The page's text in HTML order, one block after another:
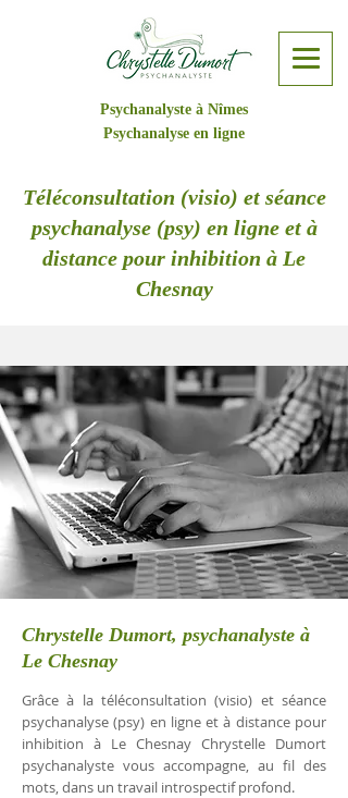
Psychanalyste à Nîmes
Psychanalyse en ligne
Téléconsultation (visio) et séance
psychanalyse (psy) en ligne et à
distance pour inhibition à Le
Chesnay
Chrystelle Dumort, psychanalyste à
Le Chesnay
Grâce à la téléconsultation (visio) et séance
psychanalyse (psy) en ligne et à distance pour
inhibition à Le Chesnay Chrystelle Dumort
psychanalyste vous accompagne, au fil des
mots, dans un travail introspectif profond.